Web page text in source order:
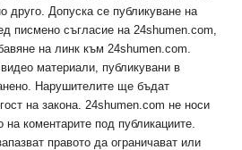
друго. Допуска се публикуване на
писмено съгласие на 24shumen.com,
на линк към 24shumen.com.
материали, публикувани в
Нарушителите ще бъдат
на закона. 24shumen.com не носи
на коментарите под публикациите.
правото да ограничават или